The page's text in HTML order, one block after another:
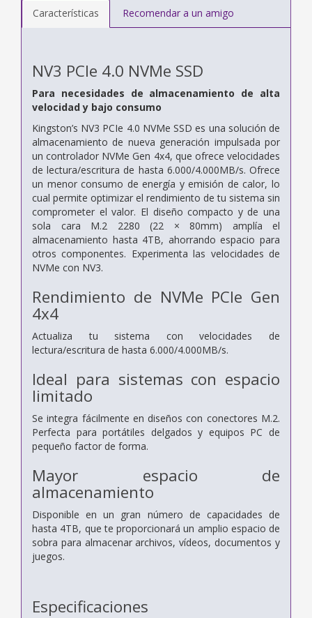
Características Recomendar a un amigo
NV3 PCIe 4.0 NVMe SSD
Para necesidades de almacenamiento de alta
velocidad y bajo consumo
Kingston’s NV3 PCIe 4.0 NVMe SSD es una solución de
almacenamiento de nueva generación impulsada por
un controlador NVMe Gen 4x4, que ofrece velocidades
de lectura/escritura de hasta 6.000/4.000MB/s. Ofrece
un menor consumo de energía y emisión de calor, lo
cual permite optimizar el rendimiento de tu sistema sin
comprometer el valor. El diseño compacto y de una
sola cara M.2 2280 (22 × 80mm) amplía el
almacenamiento hasta 4TB, ahorrando espacio para
otros componentes. Experimenta las velocidades de
NVMe con NV3.
Rendimiento de NVMe PCIe Gen
4x4
Actualiza tu sistema con velocidades de
lectura/escritura de hasta 6.000/4.000MB/s.
Ideal para sistemas con espacio
limitado
Se integra fácilmente en diseños con conectores M.2.
Perfecta para portátiles delgados y equipos PC de
pequeño factor de forma.
Mayor espacio de
almacenamiento
Disponible en un gran número de capacidades de
hasta 4TB, que te proporcionará un amplio espacio de
sobra para almacenar archivos, vídeos, documentos y
juegos.
Especificaciones